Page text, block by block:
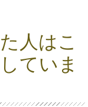
人はこ
ていま